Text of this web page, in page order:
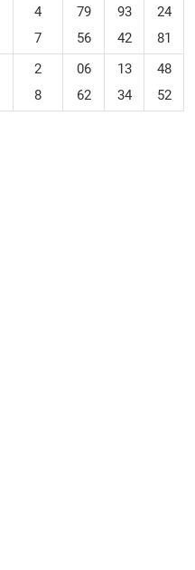
4
7
79
56
93
42
24
81
2
8
06
62
13
34
48
52